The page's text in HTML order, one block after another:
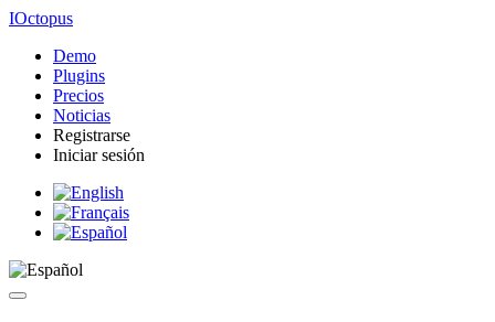
IOctopus
Demo
Plugins
Precios
Noticias
Registrarse
Iniciar sesión